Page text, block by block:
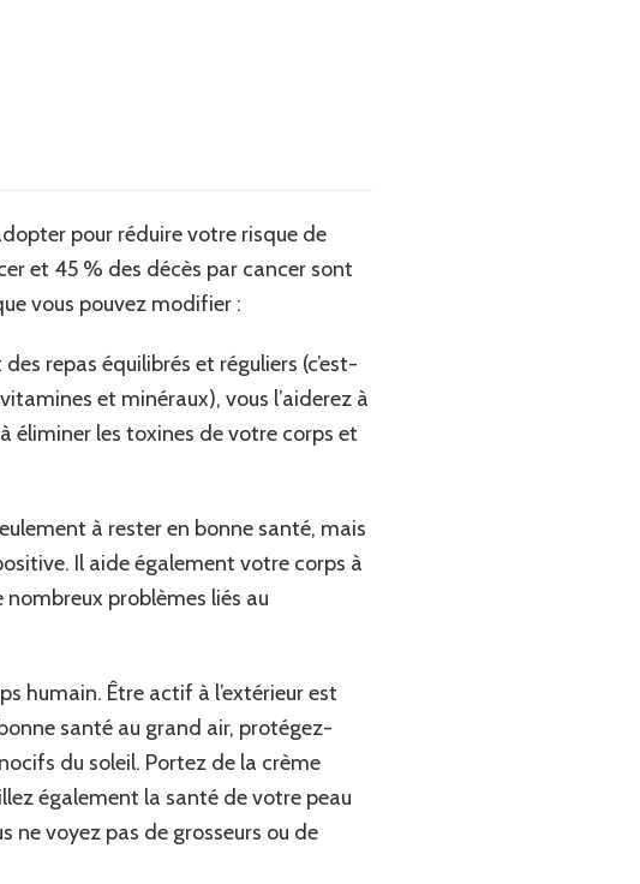
pour réduire votre risque de
et 45 % des décès par cancer sont
vous pouvez modifier :
repas équilibrés et réguliers (c’est-
et minéraux), vous l’aiderez à
éliminer les toxines de votre corps et
à rester en bonne santé, mais
Il aide également votre corps à
problèmes liés au
humain. Être actif à l’extérieur est
santé au grand air, protégez-
du soleil. Portez de la crème
également la santé de votre peau
ne voyez pas de grosseurs ou de